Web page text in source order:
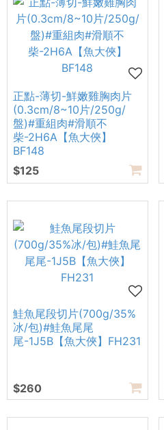
正點-薄切-鮮嫩雞胸肉片
(0.3cm/8~10片/250g/
盤)#重組肉#滑順不
柴-2H6A【魚大俠】
BF148
$125
鮭魚尾段切片(700g/35%
冰/包)#鮭魚尾尾
尾-1J5B【魚大俠】FH231
$260